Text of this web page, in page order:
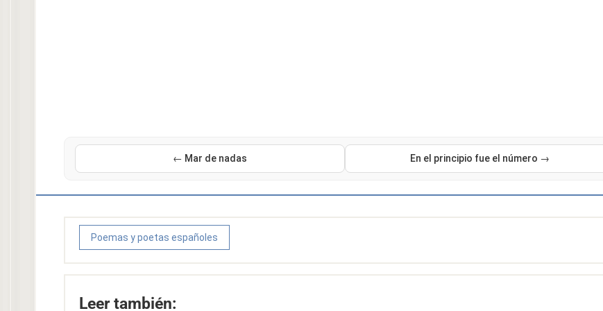
← Mar de nadas En el principio fue el número →
Poemas y poetas españoles
Leer también: